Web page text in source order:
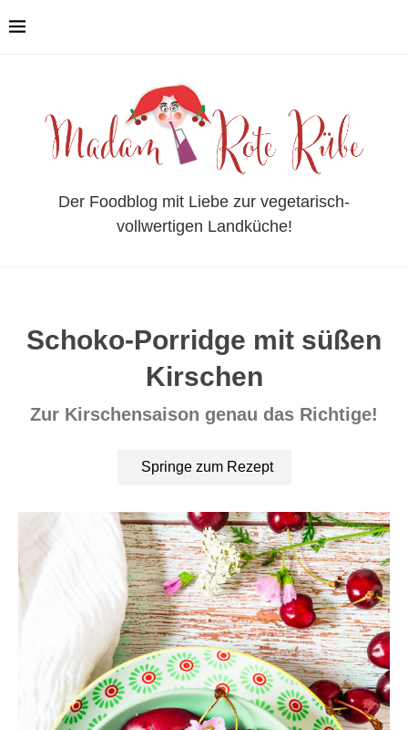
Der Foodblog mit Liebe zur vegetarisch-
vollwertigen Landküche!
Schoko-Porridge mit süßen
Kirschen
Zur Kirschensaison genau das Richtige!
Springe zum Rezept